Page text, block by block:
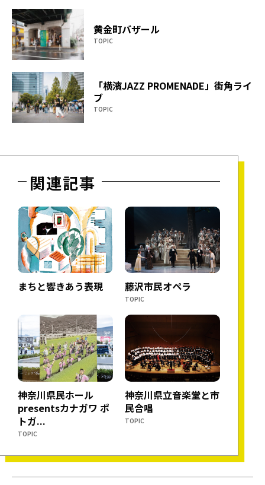
黄金町バザール
TOPIC
「横濱JAZZ PROMENADE」街角ライ
ブ
TOPIC
関連記事
まちと響きあう表現 藤沢市民オペラ
TOPIC
神奈川県民ホール
presentsカナガワ ポ
トガ...
TOPIC
神奈川県立音楽堂と市
民合唱
TOPIC